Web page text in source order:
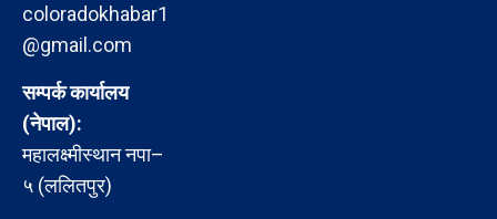
coloradokhabar1
@gmail.com
सम्पर्क कार्यालय
(नेपाल):
महालक्ष्मीस्थान नपा–
५ (ललितपुर)